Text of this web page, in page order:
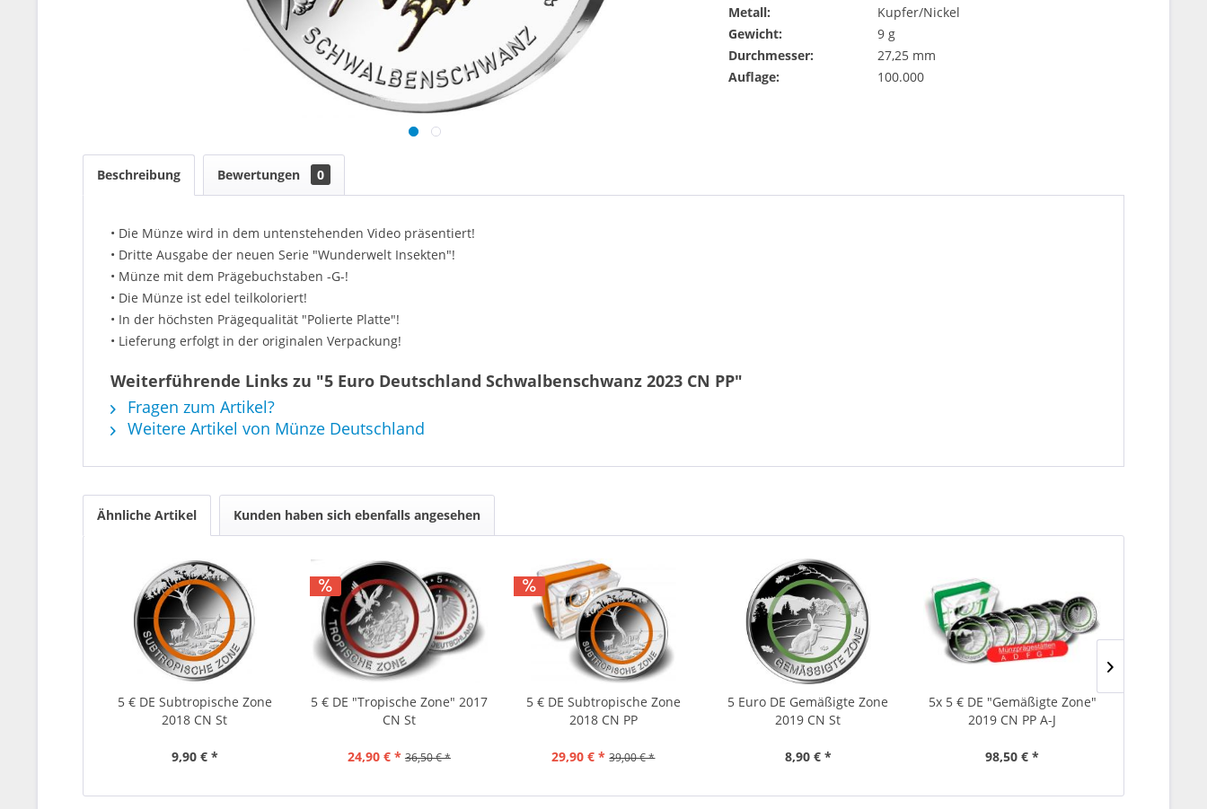
Metall:
Kupfer/Nickel
Gewicht:
9 g
Durchmesser:
27,25 mm
Auflage:
100.000
Beschreibung Bewertungen 0
• Die Münze wird in dem untenstehenden Video präsentiert!
• Dritte Ausgabe der neuen Serie "Wunderwelt Insekten"!
• Münze mit dem Prägebuchstaben -G-!
• Die Münze ist edel teilkoloriert!
• In der höchsten Prägequalität "Polierte Platte"!
• Lieferung erfolgt in der originalen Verpackung!
Weiterführende Links zu "5 Euro Deutschland Schwalbenschwanz 2023 CN PP"
Fragen zum Artikel?
Weitere Artikel von Münze Deutschland
Ähnliche Artikel Kunden haben sich ebenfalls angesehen
5 € DE Subtropische Zone
2018 CN St
9,90 € *
5 € DE "Tropische Zone" 2017
CN St
24,90 € * 36,50 € *
5 € DE Subtropische Zone
2018 CN PP
29,90 € * 39,00 € *
5 Euro DE Gemäßigte Zone
2019 CN St
8,90 € *
5x 5 € DE "Gemäßigte Zone"
2019 CN PP A-J
98,50 € *